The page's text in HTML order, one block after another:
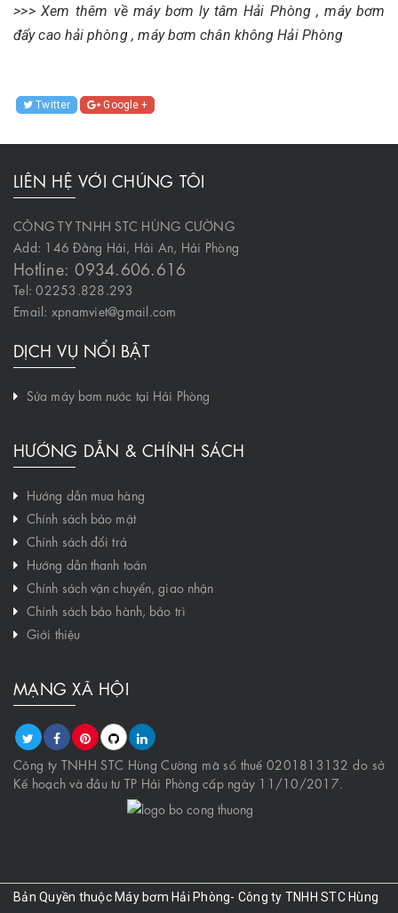
>>> Xem thêm vềmáy bơm ly tâm Hải Phòng ,máy bơm
đẩy cao hải phòng,máy bơm chân không Hải Phòng
Twitter Google +
LIÊN HỆ VỚI CHÚNG TÔI
CÔNG TY TNHH STC HÙNG CƯỜNG
Add: 146 Đằng Hải, Hải An, Hải Phòng
Hotline: 0934.606.616
Tel: 02253.828.293
Email: xpnamviet@gmail.com
DỊCH VỤ NỔI BẬT
Sửa máy bơm nước tại Hải Phòng
HƯỚNG DẪN & CHÍNH SÁCH
Hướng dẫn mua hàng
Chính sách bảo mật
Chính sách đổi trả
Hướng dẫn thanh toán
Chính sách vận chuyển, giao nhận
Chính sách bảo hành, bảo trì
Giới thiệu
MẠNG XÃ HỘI
Công ty TNHH STC Hùng Cường mã số thuế 0201813132 do sở
Kế hoạch và đầu tư TP Hải Phòng cấp ngày 11/10/2017.
Bản Quyền thuộc Máy bơm Hải Phòng- Công ty TNHH STC Hùng